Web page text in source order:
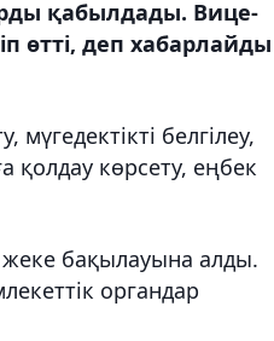
қабылдады. Вице-
өтті, деп хабарлайды
белгілеу,
қолдау көрсету, еңбек
бақылауына алды.
органдар